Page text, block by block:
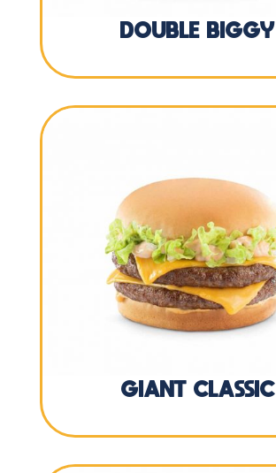
DOUBLE BIGGY
GIANT CLASSIC